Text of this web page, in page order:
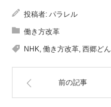
投稿者: パラレル
働き方改革
NHK, 働き方改革, 西郷どん
前の記事